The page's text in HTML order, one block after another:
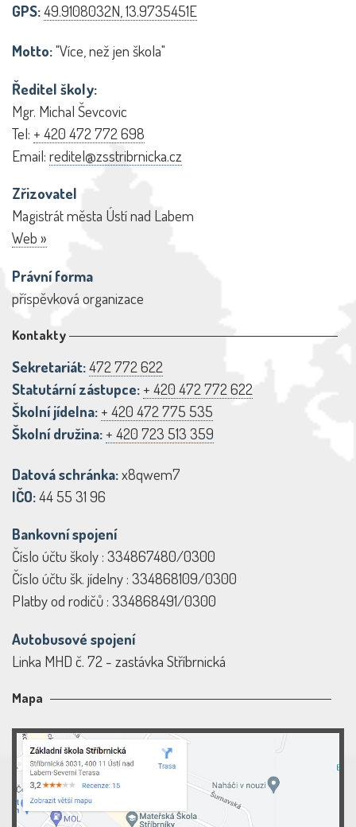
GPS:49.9108032N, 13.9735451E
Motto:"Více, než jen škola"
Ředitel školy:
Mgr. Michal Ševcovic
Tel: + 420 472 772 698
Email: reditel@zsstribrnicka.cz
Zřizovatel
Magistrát města Ústí nad Labem
Web »
Právní forma
příspěvková organizace
Kontakty
Sekretariát:472 772 622
Statutární zástupce: + 420 472 772 622
Školní jídelna: + 420 472 775 535
Školní družina: + 420 723 513 359
Datová schránka:x8qwem7
IČO:44 55 31 96
Bankovní spojení
Číslo účtu školy : 334867480/0300
Číslo účtu šk. jídelny : 334868109/0300
Platby od rodičů : 334868491/0300
Autobusové spojení
Linka MHD č. 72 - zastávka Stříbrnická
Mapa